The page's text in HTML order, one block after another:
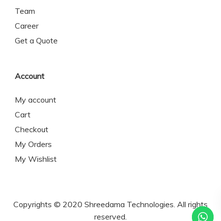
Team
Career
Get a Quote
Account
My account
Cart
Checkout
My Orders
My Wishlist
Copyrights © 2020 Shreedama Technologies. All rights
reserved.